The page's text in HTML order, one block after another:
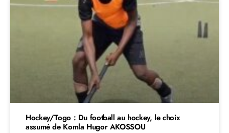
Hockey/Togo : Du football au hockey, le choix
assumé de Komla Hugor AKOSSOU